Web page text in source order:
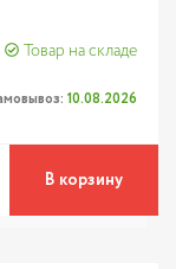
Товар на складе
10.08.2026
В корзину